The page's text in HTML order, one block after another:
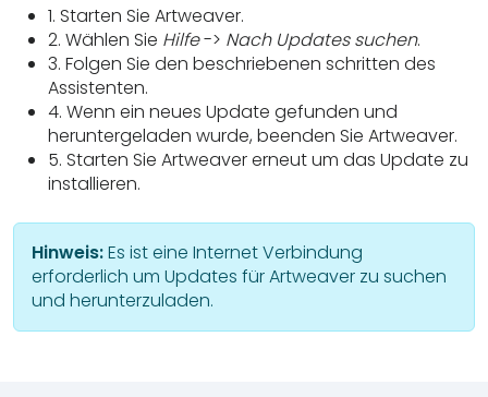
1. Starten Sie Artweaver.
2. Wählen Sie Hilfe-> Nach Updates suchen.
3. Folgen Sie den beschriebenen schritten des
Assistenten.
4. Wenn ein neues Update gefunden und
heruntergeladen wurde, beenden Sie Artweaver.
5. Starten Sie Artweaver erneut um das Update zu
installieren.
Hinweis:Es ist eine Internet Verbindung
erforderlich um Updates für Artweaver zu suchen
und herunterzuladen.